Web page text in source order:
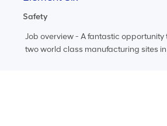
Safety
Job overview - A fantastic
two world class manufacturing sites